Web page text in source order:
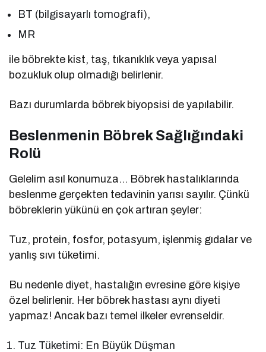
BT (bilgisayarlı tomografi),
MR
ile böbrekte kist, taş, tıkanıklık veya yapısal
bozukluk olup olmadığı belirlenir.
Bazı durumlarda böbrek biyopsisi de yapılabilir.
Beslenmenin Böbrek Sağlığındaki
Rolü
Gelelim asıl konumuza… Böbrek hastalıklarında
beslenme gerçekten tedavinin yarısı sayılır. Çünkü
böbreklerin yükünü en çok artıran şeyler:
Tuz, protein, fosfor, potasyum, işlenmiş gıdalar ve
yanlış sıvı tüketimi.
Bu nedenle diyet, hastalığın evresine göre kişiye
özel belirlenir. Her böbrek hastası aynı diyeti
yapmaz! Ancak bazı temel ilkeler evrenseldir.
Tuz Tüketimi: En Büyük Düşman